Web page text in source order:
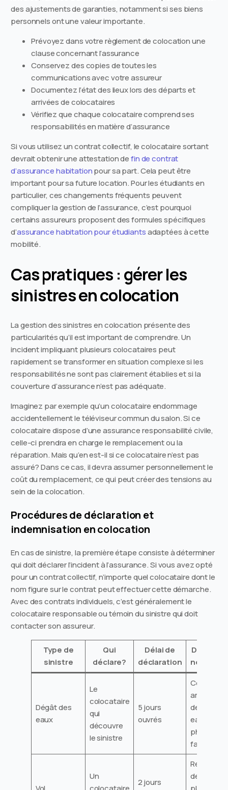
des ajustements de garanties, notamment si ses biens
personnels ont une valeur importante.
Prévoyez dans votre règlement de colocation une
clause concernant l’assurance
Conservez des copies de toutes les
communications avec votre assureur
Documentez l’état des lieux lors des départs et
arrivées de colocataires
Vérifiez que chaque colocataire comprend ses
responsabilités en matière d’assurance
Si vous utilisez un contrat collectif, le colocataire sortant
devrait obtenir une attestation defin de contrat
d’assurance habitationpour sa part. Cela peut être
important pour sa future location. Pour les étudiants en
particulier, ces changements fréquents peuvent
compliquer la gestion de l’assurance, c’est pourquoi
certains assureurs proposent des formules spécifiques
d’assurance habitation pour étudiantsadaptées à cette
mobilité.
Cas pratiques : gérer les
sinistres en colocation
La gestion des sinistres en colocation présente des
particularités qu’il est important de comprendre. Un
incident impliquant plusieurs colocataires peut
rapidement se transformer en situation complexe si les
responsabilités ne sont pas clairement établies et si la
couverture d’assurance n’est pas adéquate.
Imaginez par exemple qu’un colocataire endommage
accidentellement le téléviseur commun du salon. Si ce
colocataire dispose d’une assurance responsabilité civile,
celle-ci prendra en charge le remplacement ou la
réparation. Mais qu’en est-il si ce colocataire n’est pas
assuré? Dans ce cas, il devra assumer personnellement le
coût du remplacement, ce qui peut créer des tensions au
sein de la colocation.
Procédures de déclaration et
indemnisation en colocation
En cas de sinistre, la première étape consiste à déterminer
qui doit déclarer l’incident à l’assurance. Si vous avez opté
pour un contrat collectif, n’importe quel colocataire dont le
nom figure sur le contrat peut effectuer cette démarche.
Avec des contrats individuels, c’est généralement le
colocataire responsable ou témoin du sinistre qui doit
contacter son assureur.
Type de
sinistre
Qui
déclare?
Délai de
déclaration
Dégât des
eaux
Le
colocataire
qui
découvre
le sinistre
5 jours
ouvrés
Constat
amiable
dégât des
eaux,
photos,
factures
Un
2 jours
dépôt de